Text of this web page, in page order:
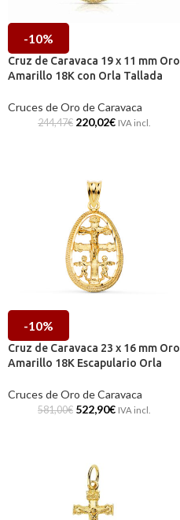
-10%
Cruz de Caravaca 19 x 11 mm Oro
Amarillo 18K con Orla Tallada
Cruces de Oro de Caravaca
244,47€ 220,02€ IVA incl.
-10%
Cruz de Caravaca 23 x 16 mm Oro
Amarillo 18K Escapulario Orla
Cruces de Oro de Caravaca
581,00€ 522,90€ IVA incl.